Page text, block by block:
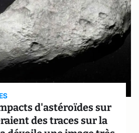
d'astéroïdes sur
des traces sur la